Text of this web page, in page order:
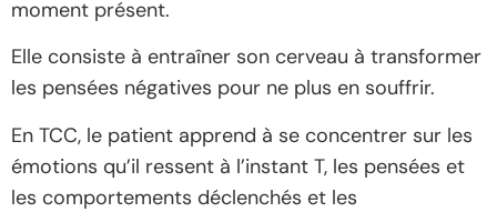
moment présent.
Elle consiste à entraîner son cerveau à transformer
les pensées négatives pour ne plus en souffrir.
En TCC, le patient apprend à se concentrer sur les
émotions qu’il ressent à l’instant T, les pensées et
les comportements déclenchés et les